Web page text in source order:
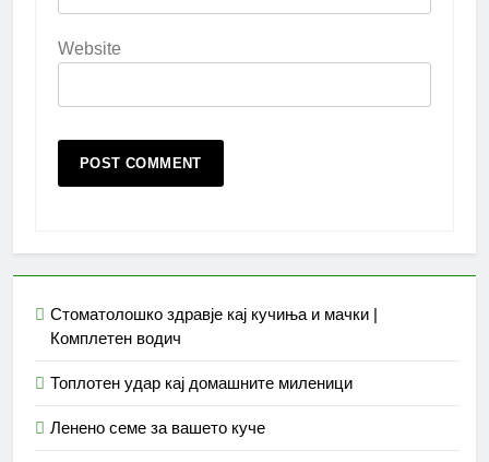
Website
Стоматолошко здравје кај кучиња и мачки |
Комплетен водич
Топлотен удар кај домашните миленици
Ленено семе за вашето куче